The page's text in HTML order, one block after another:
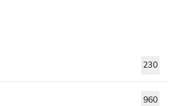
230
960